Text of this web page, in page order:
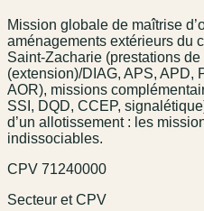
Mission globale de maîtrise
aménagements extérieurs du
Saint‑Zacharie (prestations
(extension)/DIAG, APS, APD,
AOR), missions
SSI, DQD, CCEP,
d’un allotissement : les
indissociables.
CPV 71240000
Secteur et CPV